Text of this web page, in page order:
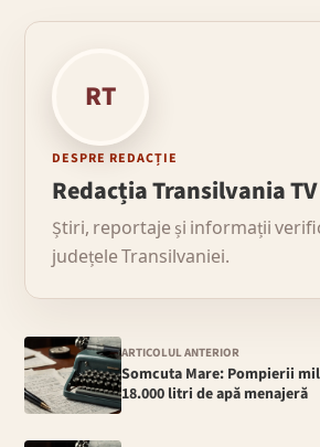
RT
DESPRE REDACȚIE
Redacția Transilvania TV
Știri, reportaje și informații
județele Transilvaniei.
ARTICOLUL ANTERIOR
Somcuta Mare: Pompierii
18.000 litri de apă menajeră